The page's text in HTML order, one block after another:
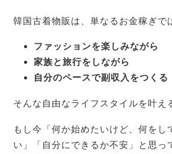
韓国古着物販は、単なるお金稼ぎで
ファッションを楽しみながら
家族と旅行をしながら
自分のペースで副収入をつくる
そんな自由なライフスタイルを叶え
もし今「何か始めたいけど、何をし
い」「自分にできるか不安」と思っ